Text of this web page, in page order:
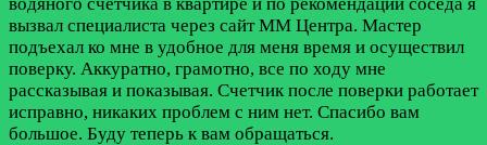
вызвал специалиста через сайт ММ Центра. Мастер
подъехал ко мне в удобное для меня время и осуществил
поверку. Аккуратно, грамотно, все по ходу мне
рассказывая и показывая. Счетчик после поверки работает
исправно, никаких проблем с ним нет. Спасибо вам
большое. Буду теперь к вам обращаться.